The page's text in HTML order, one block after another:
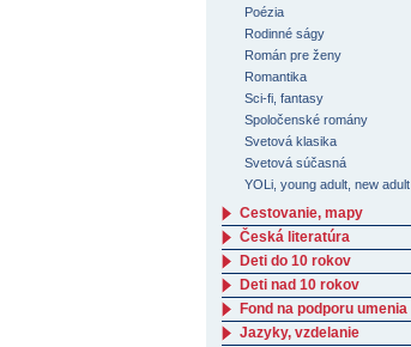
Poézia
Rodinné ságy
Román pre ženy
Romantika
Sci-fi, fantasy
Spoločenské romány
Svetová klasika
Svetová súčasná
YOLi, young adult, new adult
Cestovanie, mapy
Česká literatúra
Deti do 10 rokov
Deti nad 10 rokov
Fond na podporu umenia
Jazyky, vzdelanie